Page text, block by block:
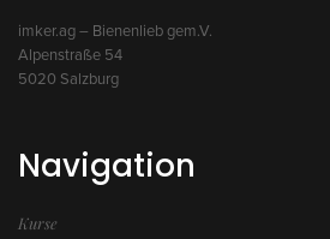
imker.ag – Bienenlieb gem.V.
Alpenstraße 54
5020 Salzburg
Navigation
Kurse